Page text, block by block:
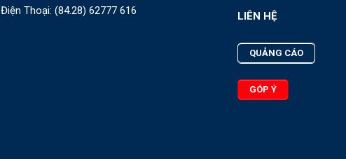
Điện Thoại: (84.28) 62777 616 LIÊN HỆ
QUẢNG CÁO
GÓP Ý